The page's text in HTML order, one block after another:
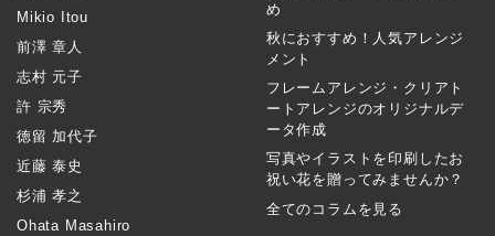
Mikio Itou
前澤 章人
志村 元子
許 宗秀
徳留 加代子
近藤 泰史
杉浦 孝之
Ohata Masahiro
め
秋におすすめ！人気アレンジ
メント
フレームアレンジ・クリアト
ートアレンジのオリジナルデ
ータ作成
写真やイラストを印刷したお
祝い花を贈ってみませんか？
全てのコラムを見る